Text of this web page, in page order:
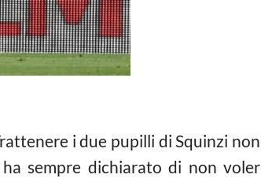
i due pupilli di Squinzi non
sempre dichiarato di non voler